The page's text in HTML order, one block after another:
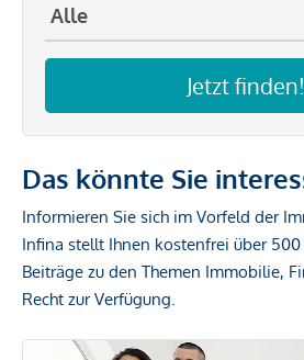
Jetzt finden!
Das könnte Sie
Informieren Sie sich im Vorfeld der
Infina stellt Ihnen kostenfrei über
Beiträge zu den Themen Immobilie,
Recht zur Verfügung.